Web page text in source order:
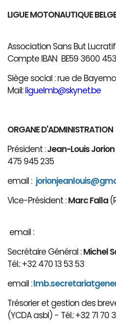
LIGUE MOTONAUTIQUE
Association Sans But
Compte IBAN BE59 3600
Siège social : rue de
Mail:liguelmb@skynet.be
ORGANE D'ADMINISTRATION
Président :Jean-Louis Jorion
475 945 235
email :
Vice-Président :Marc Falla
email :
Secrétaire Général :Michel
Tél.: +32 470 13 53 53
email :
Trésorier et gestion des
(YCDA asbl) - Tél.: +32 71 70